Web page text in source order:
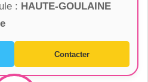
: HAUTE-GOULAINE
Contacter